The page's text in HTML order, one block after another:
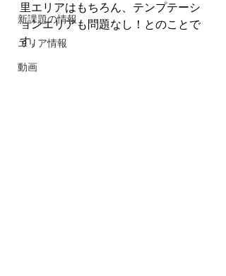
新課題の情報
エリア情報
動画
里エリアはもちろん、テンプテーシ
ョンエリアも問題なし！とのことで
す。